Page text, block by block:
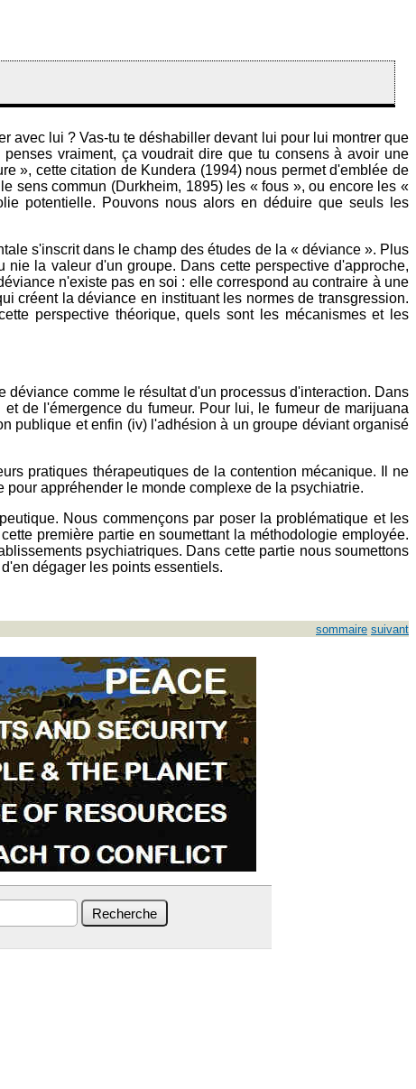
avec lui ? Vas-tu te déshabiller devant lui pour lui montrer que
vraiment, ça voudrait dire que tu consens à avoir une
», cette citation de Kundera (1994) nous permet d'emblée de
sens commun (Durkheim, 1895) les « fous », ou encore les «
potentielle. Pouvons nous alors en déduire que seuls les
s'inscrit dans le champ des études de la « déviance ». Plus
la valeur d'un groupe. Dans cette perspective d'approche,
n'existe pas en soi : elle correspond au contraire à une
créent la déviance en instituant les normes de transgression.
perspective théorique, quels sont les mécanismes et les
comme le résultat d'un processus d'interaction. Dans
de l'émergence du fumeur. Pour lui, le fumeur de marijuana
publique et enfin (iv) l'adhésion à un groupe déviant organisé
pratiques thérapeutiques de la contention mécanique. Il ne
appréhender le monde complexe de la psychiatrie.
Nous commençons par poser la problématique et les
première partie en soumettant la méthodologie employée.
psychiatriques. Dans cette partie nous soumettons
dégager les points essentiels.
sommaire suivant